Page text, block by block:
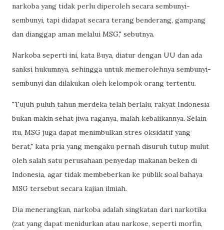
narkoba yang tidak perlu diperoleh secara sembunyi-
sembunyi, tapi didapat secara terang benderang, gampang
dan dianggap aman melalui MSG," sebutnya.
Narkoba seperti ini, kata Buya, diatur dengan UU dan ada
sanksi hukumnya, sehingga untuk memerolehnya sembunyi-
sembunyi dan dilakukan oleh kelompok orang tertentu.
"Tujuh puluh tahun merdeka telah berlalu, rakyat Indonesia
bukan makin sehat jiwa raganya, malah kebalikannya. Selain
itu, MSG juga dapat menimbulkan stres oksidatif yang
berat," kata pria yang mengaku pernah disuruh tutup mulut
oleh salah satu perusahaan penyedap makanan beken di
Indonesia, agar tidak membeberkan ke publik soal bahaya
MSG tersebut secara kajian ilmiah.
Dia menerangkan, narkoba adalah singkatan dari narkotika
(zat yang dapat menidurkan atau narkose, seperti morfin,